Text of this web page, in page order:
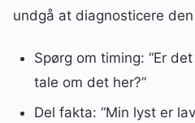
undgå at diagnosticere
Spørg om timing: “Er
tale om det her?”
Del fakta: “Min lyst er